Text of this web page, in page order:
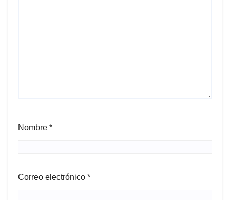
Nombre *
Correo electrónico *